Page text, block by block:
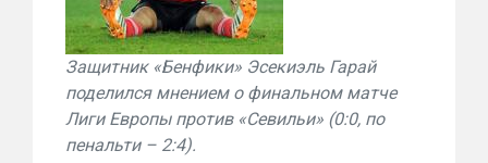
Защитник «Бенфики» Эсекиэль Гарай
поделился мнением о финальном матче
Лиги Европы против «Севильи» (0:0, по
пенальти – 2:4).